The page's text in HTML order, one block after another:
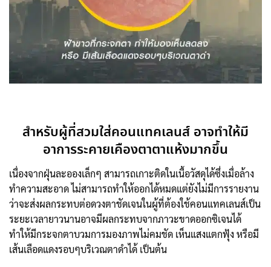
สำหรับผู้ที่สวมใส่คอนแทคเลนส์ อาจทำให้มี
อาการระคายเคืองตาตาแห้งมากขึ้น
เนื่องจากฝุ่นละอองเล็กๆ สามารถเกาะติดในเนื้อวัสดุได้ซึ่งเมื่อล้าง
ทำความสะอาด ไม่สามารถทำให้ออกได้หมดแต่ยังไม่มีการรายงาน
ว่าจะส่งผลกระทบต่อดวงตาชัดเจนในผู้ที่ต้องใช้คอนแทคเลนส์เป็น
ระยะเวลายาวนานอาจมีผลกระทบจากภาวะขาดออกซิเจนได้
ทำให้มีกระจกตาบวมการมองภาพไม่คมชัด เห็นแสงแตกฟุ้ง หรือมี
เส้นเลือดแดงรอบๆบริเวณตาดำได้ เป็นต้น